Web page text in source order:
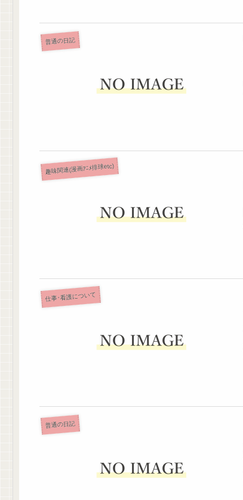
普通の日記
趣味関連(漫画ｱﾆﾒ排球etc)
仕事･看護について
普通の日記